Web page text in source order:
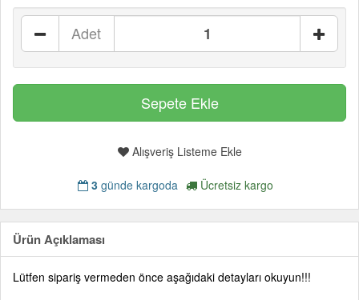
Adet
Alışveriş Listeme Ekle
3 günde kargoda Ücretsiz kargo
Ürün Açıklaması
Lütfen sipariş vermeden önce aşağıdaki detayları okuyun!!!